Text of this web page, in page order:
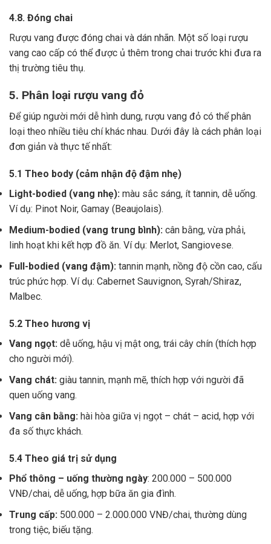
4.8. Đóng chai
Rượu vang được đóng chai và dán nhãn. Một số loại rượu
vang cao cấp có thể được ủ thêm trong chai trước khi đưa ra
thị trường tiêu thụ.
5. Phân loại rượu vang đỏ
Để giúp người mới dễ hình dung, rượu vang đỏ có thể phân
loại theo nhiều tiêu chí khác nhau. Dưới đây là cách phân loại
đơn giản và thực tế nhất:
5.1 Theo body (cảm nhận độ đậm nhẹ)
Light-bodied (vang nhẹ): màu sắc sáng, ít tannin, dễ uống.
Ví dụ: Pinot Noir, Gamay (Beaujolais).
Medium-bodied (vang trung bình): cân bằng, vừa phải,
linh hoạt khi kết hợp đồ ăn. Ví dụ: Merlot, Sangiovese.
Full-bodied (vang đậm): tannin mạnh, nồng độ cồn cao, cấu
trúc phức hợp. Ví dụ: Cabernet Sauvignon, Syrah/Shiraz,
Malbec.
5.2 Theo hương vị
Vang ngọt: dễ uống, hậu vị mật ong, trái cây chín (thích hợp
cho người mới).
Vang chát: giàu tannin, mạnh mẽ, thích hợp với người đã
quen uống vang.
Vang cân bằng: hài hòa giữa vị ngọt – chát – acid, hợp với
đa số thực khách.
5.4 Theo giá trị sử dụng
Phổ thông – uống thường ngày: 200.000 – 500.000
VNĐ/chai, dễ uống, hợp bữa ăn gia đình.
Trung cấp: 500.000 – 2.000.000 VNĐ/chai, thường dùng
trong tiệc, biếu tặng.